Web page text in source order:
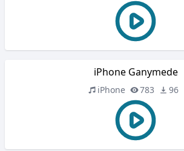
iPhone Ganymede
iPhone 783 96